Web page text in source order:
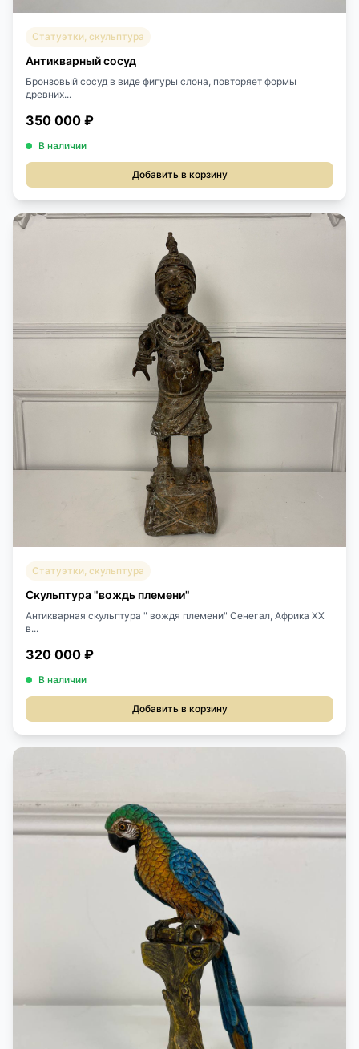
Статуэтки, скульптура
Антикварный сосуд
Бронзовый сосуд в виде фигуры слона, повторяет формы
древних...
350 000 ₽
В наличии
Добавить в корзину
Статуэтки, скульптура
Скульптура "вождь племени"
Антикварная скульптура " вождя племени" Сенегал, Африка XX
в...
320 000 ₽
В наличии
Добавить в корзину